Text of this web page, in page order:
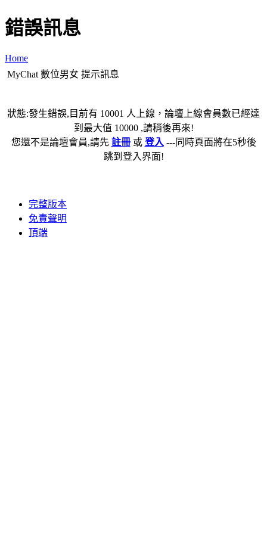
錯誤訊息
Home
MyChat 數位男女 提示訊息
狀態:發生錯誤,目前有 10001 人上線，論壇上線會員數已經達
到最大值 10000 ,請稍後再來!
您還不是論壇會員,請先 註冊或 登入 ---同時頁面將在5秒後
跳到登入界面!
完整版本
免責聲明
頂端